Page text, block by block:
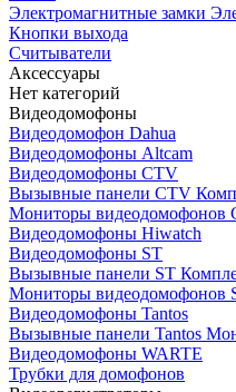
Электромагнитные замки
Кнопки выхода
Считыватели
Аксессуары
Нет категорий
Видеодомофоны
Видеодомофон Dahua
Видеодомофоны Altcam
Видеодомофоны CTV
Вызывные панели CTV
Мониторы видеодомофонов
Видеодомофоны Hiwatch
Видеодомофоны ST
Вызывные панели ST
Мониторы видеодомофонов
Видеодомофоны Tantos
Вызывные панели Tantos
Видеодомофоны WARTE
Трубки для домофонов